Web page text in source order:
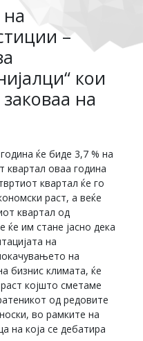
–
кои
на
ќе биде 3,7 % на
квартал оваа година
квартал ќе го
раст, а веќе
квартал од
ќе им стане јасно дека
на
на
бизнис климата, ќе
којшто сметаме
од редовите
во рамките на
на која се дебатира